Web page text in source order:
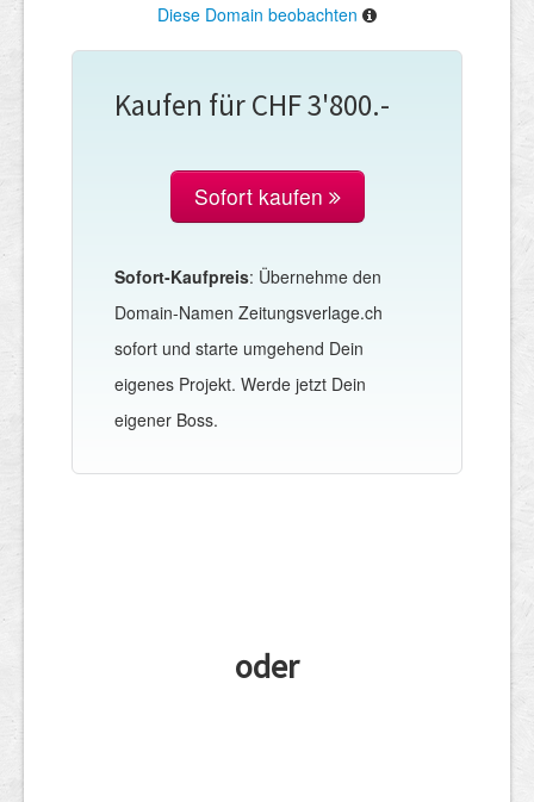
Diese Domain beobachten
Kaufen für CHF 3'800.-
Sofort kaufen
Sofort-Kaufpreis: Übernehme den
Domain-Namen Zeitungsverlage.ch
sofort und starte umgehend Dein
eigenes Projekt. Werde jetzt Dein
eigener Boss.
oder